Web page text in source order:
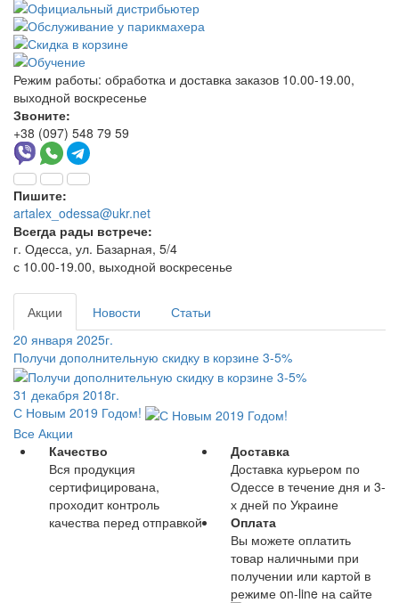
Режим работы: обработка и доставка заказов 10.00-19.00,
выходной воскресенье
Звоните:
+38 (097) 548 79 59
Пишите:
artalex_odessa@ukr.net
Всегда рады встрече:
г. Одесса, ул. Базарная, 5/4
с 10.00-19.00, выходной воскресенье
Акции Новости
Статьи
20 января 2025г.
Получи дополнительную скидку в корзине 3-5%
31 декабря 2018г.
С Новым 2019 Годом!
Все Акции
Качество
Вся продукция
сертифицирована,
проходит контроль
качества перед отправкой
Доставка
Доставка курьером по
Одессе в течение дня и 3-
х дней по Украине
Оплата
Вы можете оплатить
товар наличными при
получении или картой в
режиме on-line на сайте